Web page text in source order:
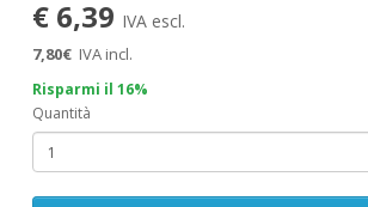
€ 6,39 IVA escl.
7,80€ IVA incl.
Risparmi il 16%
Quantità